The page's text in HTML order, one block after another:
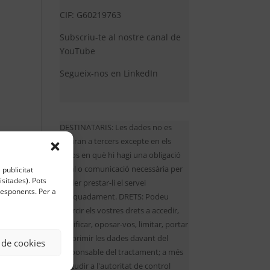
publicitat
Pots
Per a
cookies
CIF: G60219763
Subscriu-te al nostre canal de
YouTube
Segueix-nos en LinkedIn
DESTINATARIS: Les dades no es
cediran a tercers excepte en els
casos en què hi hagi una obligació
legal o comunicació necessària per
poder prestar-li el servei
adequadament. DRETS: Podeu
exercir els vostres drets a accedir,
rectificar, oposar-vos, limitar, portar
i suprimir les dades davant del
responsable del tractament; a més
d'acudir a l'autoritat de control